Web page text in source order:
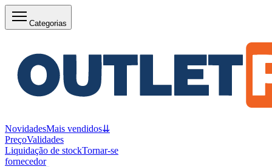
Categorias
NovidadesMais vendidos⇊
PreçoValidades
Liquidação de stockTornar-se
fornecedor